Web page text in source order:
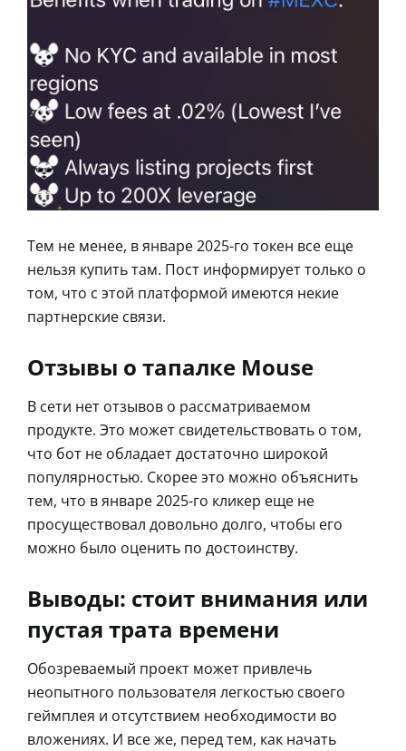
Тем не менее, в январе 2025-го токен все еще
нельзя купить там. Пост информирует только о
том, что с этой платформой имеются некие
партнерские связи.
Отзывы о тапалке Mouse
В сети нет отзывов о рассматриваемом
продукте. Это может свидетельствовать о том,
что бот не обладает достаточно широкой
популярностью. Скорее это можно объяснить
тем, что в январе 2025-го кликер еще не
просуществовал довольно долго, чтобы его
можно было оценить по достоинству.
Выводы: стоит внимания или
пустая трата времени
Обозреваемый проект может привлечь
неопытного пользователя легкостью своего
геймплея и отсутствием необходимости во
вложениях. И все же, перед тем, как начать